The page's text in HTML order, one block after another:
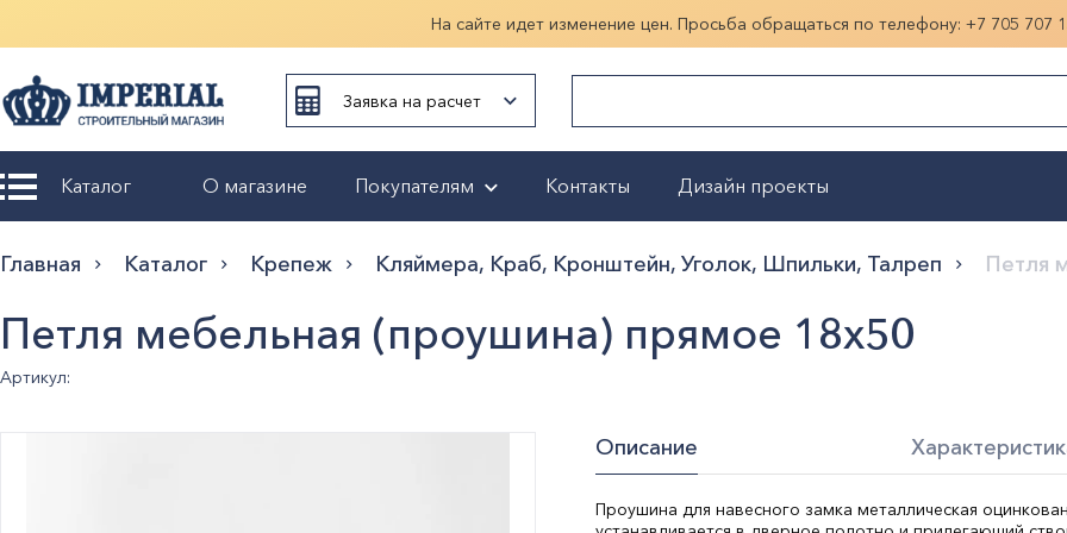
На сайте идет изменение цен. Просьба обращаться по телефону: +7 705 707
Заявка на расчет
Показать больше
Каталог О магазине Покупателям
Возврат и
обмен
Гарантия
Контакты Дизайн проекты
Главная Каталог Крепеж Кляймера, Краб, Кронштейн, Уголок, Шпильки, Талреп Петля
Петля мебельная (проушина) прямое 18х50
Артикул:
Описание
Проушина для навесного замка металлическая